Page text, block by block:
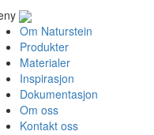
Om Naturstein
Produkter
Materialer
Inspirasjon
Dokumentasjon
Om oss
Kontakt oss